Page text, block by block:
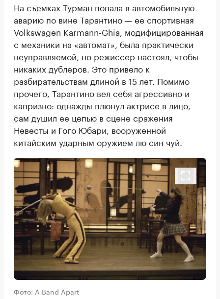
На съемках Турман попала в автомобильную
аварию по вине Тарантино — ее спортивная
Volkswagen Karmann-Ghia, модифицированная
с механики на «автомат», была практически
неуправляемой, но режиссер настоял, чтобы
никаких дублеров. Это привело к
разбирательствам длиной в 15 лет. Помимо
прочего, Тарантино вел себя агрессивно и
капризно: однажды плюнул актрисе в лицо,
сам душил ее цепью в сцене сражения
Невесты и Гого Юбари, вооруженной
китайским ударным оружием лю син чуй.
Фото: A Band Apart